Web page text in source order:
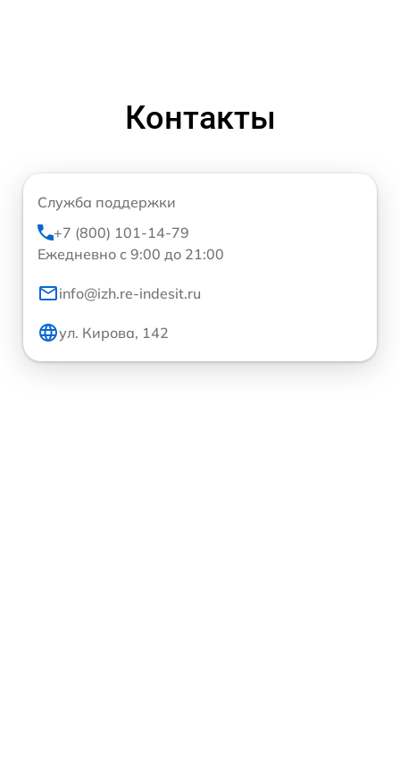
Контакты
Служба поддержки
+7 (800) 101-14-79
Ежедневно с 9:00 до 21:00
info@izh.re-indesit.ru
ул. Кирова, 142